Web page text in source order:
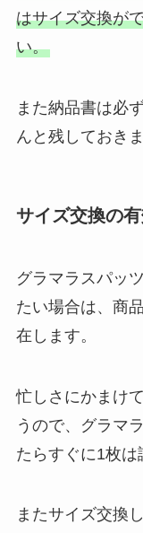
はサイズ交換が
い。
また納品書は必
んと残しておき
サイズ交換の
グラマラスパッ
たい場合は、商
在します。
忙しさにかまけ
うので、グラマ
たらすぐに1枚は
またサイズ交換